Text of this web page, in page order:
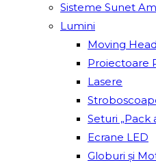
Sisteme Sunet
Lumini
Moving Head
Proiectoare
Lasere
Seturi „Pack
Ecrane LED
Globuri și